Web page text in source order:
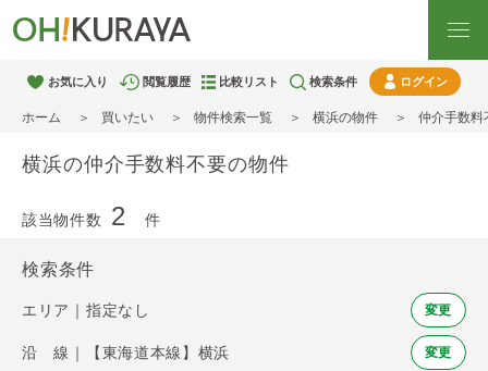
お気に入り 閲覧履歴 比較リスト 検索条件 ログイン
ホーム 買いたい 物件検索一覧 横浜の物件 仲介手数料
横浜の仲介手数料不要の物件
該当物件数 2 件
検索条件
エリア｜指定なし 変更
沿 線｜【東海道本線】横浜 変更